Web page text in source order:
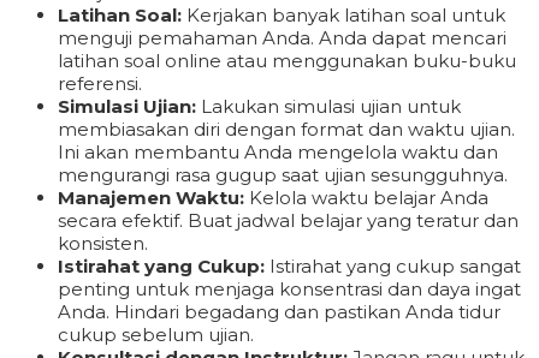
Latihan Soal: Kerjakan banyak latihan soal untuk
menguji pemahaman Anda. Anda dapat mencari
latihan soal online atau menggunakan buku-buku
referensi.
Simulasi Ujian: Lakukan simulasi ujian untuk
membiasakan diri dengan format dan waktu ujian.
Ini akan membantu Anda mengelola waktu dan
mengurangi rasa gugup saat ujian sesungguhnya.
Manajemen Waktu: Kelola waktu belajar Anda
secara efektif. Buat jadwal belajar yang teratur dan
konsisten.
Istirahat yang Cukup: Istirahat yang cukup sangat
penting untuk menjaga konsentrasi dan daya ingat
Anda. Hindari begadang dan pastikan Anda tidur
cukup sebelum ujian.